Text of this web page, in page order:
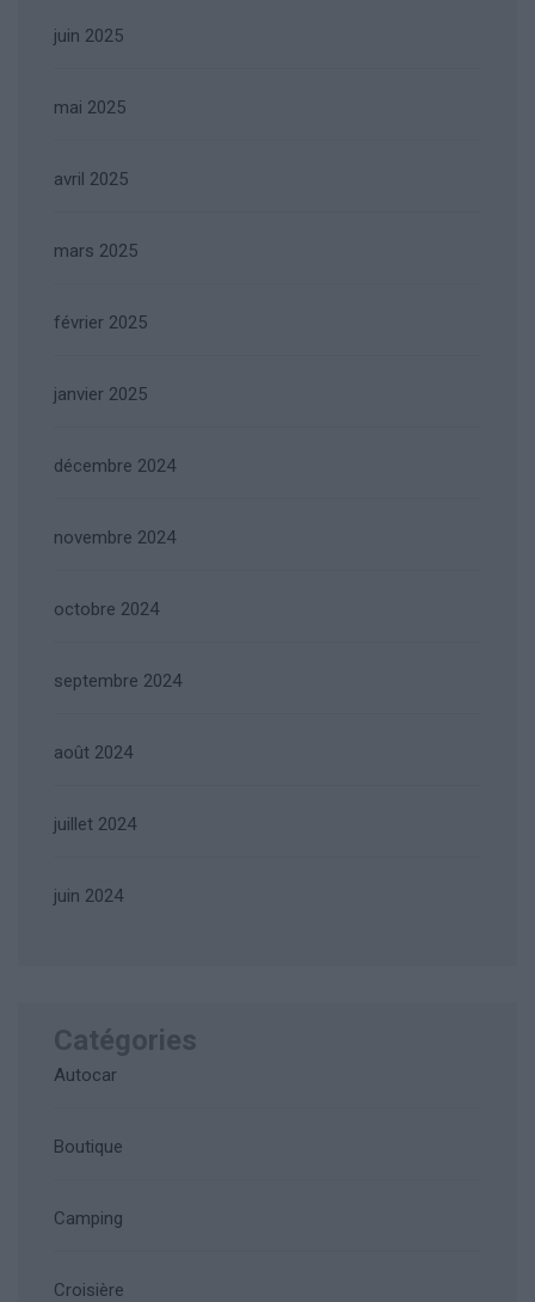
juin 2025
mai 2025
avril 2025
mars 2025
février 2025
janvier 2025
décembre 2024
novembre 2024
octobre 2024
septembre 2024
août 2024
juillet 2024
juin 2024
Catégories
Autocar
Boutique
Camping
Croisière